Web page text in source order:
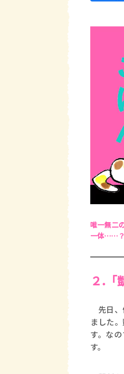
唯一無二
一体……？
２.「
先日、
ました
す。な
す。